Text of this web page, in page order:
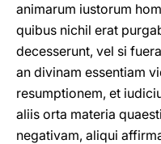
animarum iustorum
quibus nichil erat
decesserunt, vel si
an divinam essentiam
resumptionem, et
aliis orta materia
negativam, aliqui